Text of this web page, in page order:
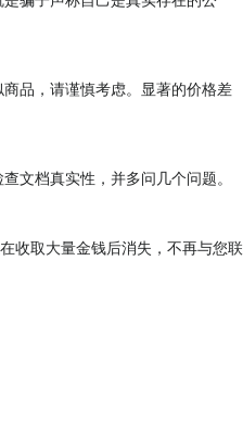
品，请谨慎考虑。显著的价格差
文档真实性，并多问几个问题。
收取大量金钱后消失，不再与您联